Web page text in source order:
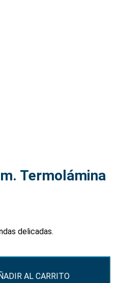
Termolámina
delicadas.
AL CARRITO